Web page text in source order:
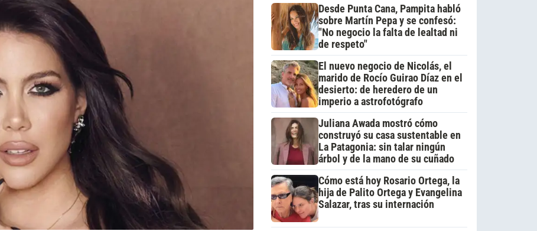
Desde Punta Cana, Pampita habló
sobre Martín Pepa y se confesó:
"No negocio la falta de lealtad ni
de respeto"
El nuevo negocio de Nicolás, el
marido de Rocío Guirao Díaz en el
desierto: de heredero de un
imperio a astrofotógrafo
Juliana Awada mostró cómo
construyó su casa sustentable en
La Patagonia: sin talar ningún
árbol y de la mano de su cuñado
Cómo está hoy Rosario Ortega, la
hija de Palito Ortega y Evangelina
Salazar, tras su internación